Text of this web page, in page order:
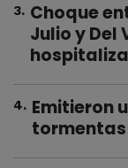
3. Choque
Julio y Del
4. Emitieron
tormentas